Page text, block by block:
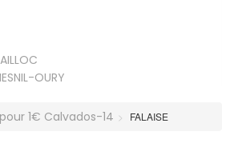
OURY
1€ Calvados-14 FALAISE